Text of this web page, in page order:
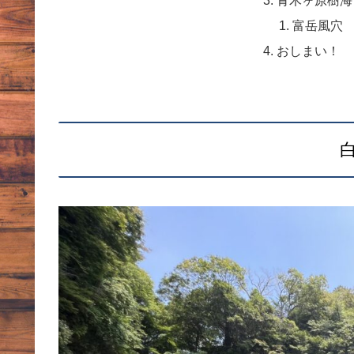
富岳風穴
おしまい！